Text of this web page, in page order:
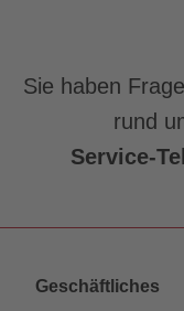
Sie haben
rund
Service-
Geschäftliches